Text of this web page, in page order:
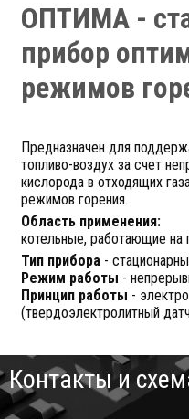
ОПТИМА -
прибор
режимов
Предназначен для
топливо-воздух за счет
кислорода в отходящих
режимов горения.
Область применения:
котельные, работающие на
Тип прибора-
Режим работы -
Принцип работы -
(твердоэлектролитный
Контакты и